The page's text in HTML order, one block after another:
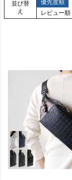
並び替
え
優先度順
レビュー順